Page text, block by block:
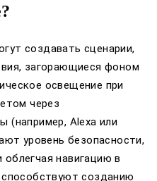
создавать сценарии,
загорающиеся фоном
освещение при
через
(например, Alexa или
уровень безопасности,
навигацию в
созданию